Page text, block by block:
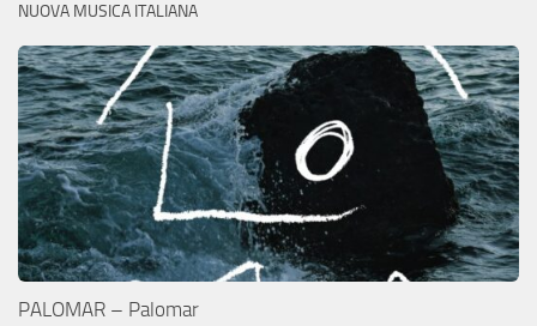
NUOVA MUSICA ITALIANA
PALOMAR – Palomar